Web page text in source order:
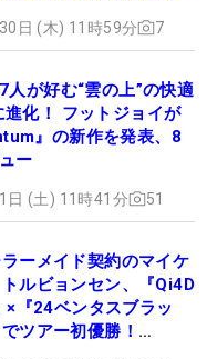
日 (木) 11時59分 7
人が好む“雲の上”の快適
進化！ フットジョイが
』の新作を発表、8
ー
日 (土) 11時41分 51
ーメイド契約のマイケ
ルビョンセン、『Qi4D
×『24ベンタスブラッ
ツアー初優勝！